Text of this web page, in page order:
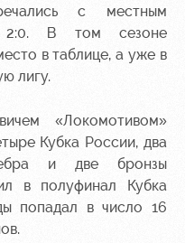
с местным
2:0. В том сезоне
в таблице, а уже в
лигу.
«Локомотивом»
Кубка России, два
и две бронзы
в полуфинал Кубка
попадал в число 16